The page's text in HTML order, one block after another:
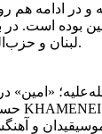
ادامه هم
بوده
لبنان و حزب‌الله سرافراز توسط آقای سیّدجواد نصرالله تشریح شده است.
«امین»